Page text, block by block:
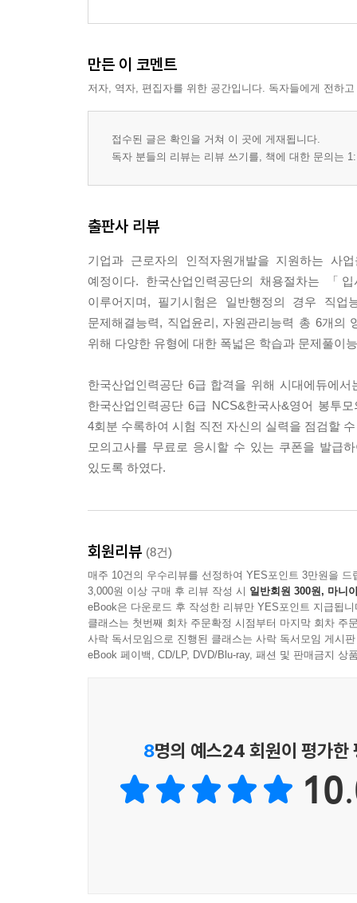
만든 이 코멘트
저자, 역자, 편집자를 위한 공간입니다. 독자들에게 전하
접수된 글은 확인을 거쳐 이 곳에 게재됩니다.
독자 분들의 리뷰는 리뷰 쓰기를, 책에 대한 문의는
출판사 리뷰
기업과 근로자의 인적자원개발을 지원하는 사
예정이다. 한국산업인력공단의 채용절차는
이루어지며, 필기시험은 일반행정의 경우 직
문제해결능력, 직업윤리, 자원관리능력 총 6개의
위해 다양한 유형에 대한 폭넓은 학습과 문제풀이
한국산업인력공단 6급 합격을 위해 시대에듀에
한국산업인력공단 6급 NCS&한국사&영어 봉투
4회분 수록하여 시험 직전 자신의 실력을 점검할
모의고사를 무료로 응시할 수 있는 쿠폰을 발급
있도록 하였다.
회원리뷰 (8건)
매주 10건의 우수리뷰를 선정하여 YES포인트 3만원을 드
3,000원 이상 구매 후 리뷰 작성 시 일반회원 300원, 마니
eBook은 다운로드 후 작성한 리뷰만 YES포인트 지급됩니
클래스는 첫번째 회차 주문확정 시점부터 마지막 회차 주
사락 독서모임으로 진행된 클래스는 사락 독서모임 게시
eBook 페이백, CD/LP, DVD/Blu-ray, 패션 및 판매금지 상
8명의 예스24 회원이 평가한